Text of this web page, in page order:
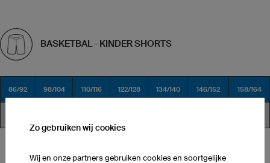
BASKETBAL - KINDER SHORTS
86/92 98/104 110/116 122/128 134/140 146/152 158/164
Zo gebruiken wij cookies
Wij en onze partners gebruiken cookies en soortgelijke